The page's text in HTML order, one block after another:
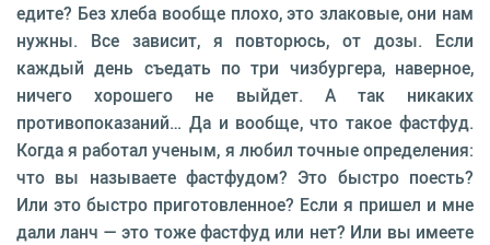
едите? Без хлеба вообще плохо, это злаковые, они нам
нужны. Все зависит, я повторюсь, от дозы. Если
каждый день съедать по три чизбургера, наверное,
ничего хорошего не выйдет. А так никаких
противопоказаний… Да и вообще, что такое фастфуд.
Когда я работал ученым, я любил точные определения:
что вы называете фастфудом? Это быстро поесть?
Или это быстро приготовленное? Если я пришел и мне
дали ланч — это тоже фастфуд или нет? Или вы имеете